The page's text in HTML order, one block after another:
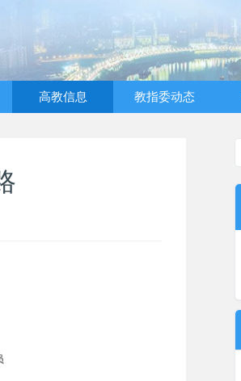
高教信息 教指委动态